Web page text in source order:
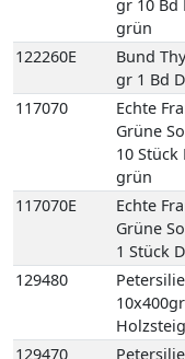
129470
kg DE
129450
Bund
129510
GP H-
Petersilie
GP H-